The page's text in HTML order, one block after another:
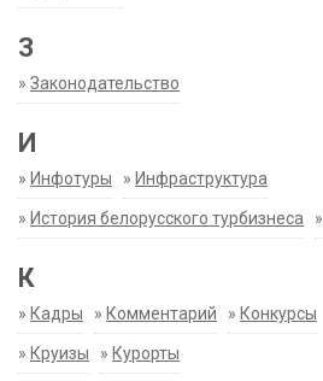
З
» Законодательство
И
» Инфотуры » Инфраструктура
» История белорусского турбизнеса »
К
» Кадры » Комментарий » Конкурсы
» Круизы » Курорты